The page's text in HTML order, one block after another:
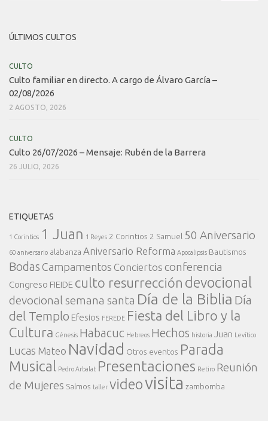
ÚLTIMOS CULTOS
CULTO
Culto familiar en directo. A cargo de Álvaro García –
02/08/2026
2 AGOSTO, 2026
CULTO
Culto 26/07/2026 – Mensaje: Rubén de la Barrera
26 JULIO, 2026
ETIQUETAS
1 Corintios 1 Juan 1 Reyes 2 Corintios 2 Samuel 50 Aniversario
60 aniversario alabanza Aniversario Reforma Apocalipsis Bautismos
Bodas Campamentos Conciertos conferencia
Congreso FIEIDE culto resurrección devocional
devocional semana santa Día de la Biblia Día
del Templo Efesios FEREDE Fiesta del Libro y la
Cultura Génesis Habacuc Hebreos Hechos historia Juan Levítico
Lucas Mateo Navidad Otros eventos Parada
Musical
Pedro Arbalat Presentaciones Retiro Reunión
de Mujeres Salmos taller videovisita zambomba